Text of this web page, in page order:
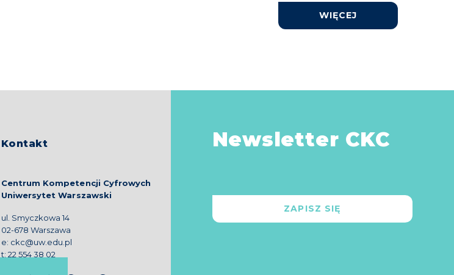
WIĘCEJ
Kontakt
Centrum Kompetencji Cyfrowych
Uniwersytet Warszawski
ul. Smyczkowa 14
02-678 Warszawa
e: ckc@uw.edu.pl
t:22 554 38 02
Newsletter CKC
ZAPISZ SIĘ